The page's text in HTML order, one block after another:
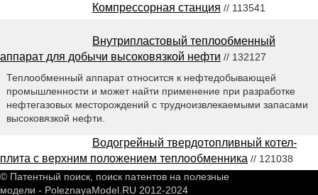
Компрессорная станция // 113541
Внутрипластовый теплообменный
аппарат для добычи высоковязкой нефти // 132127
Теплообменный аппарат относится к нефтедобывающей
промышленности и может найти применение при разработке
нефтегазовых месторождений с трудноизвлекаемыми запасами
высоковязкой нефти.
Водогрейный твердотопливный котел-
плита с верхним положением теплообменника // 121038
© Патентный поиск, поиск патентов на полезные
модели - PoleznayaModel.RU 2012-2024